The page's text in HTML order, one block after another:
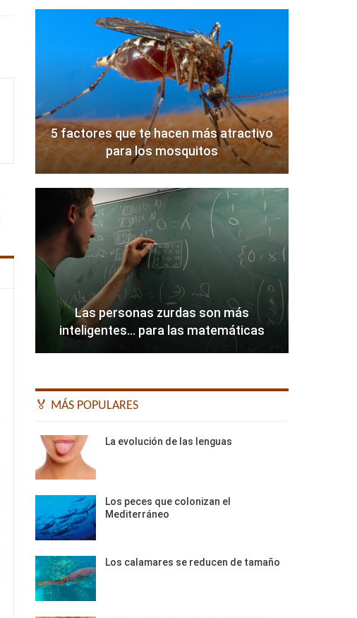
5 factores que te hacen más atractivo
para los mosquitos
Las personas zurdas son más
inteligentes… para las matemáticas
🏅 MÁS POPULARES
La evolución de las lenguas
Los peces que colonizan el
Mediterráneo
Los calamares se reducen de tamaño